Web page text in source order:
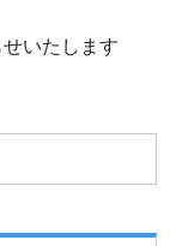
いたします